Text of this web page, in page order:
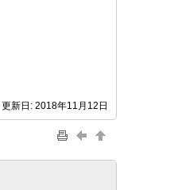
更新日: 2018年11月12日